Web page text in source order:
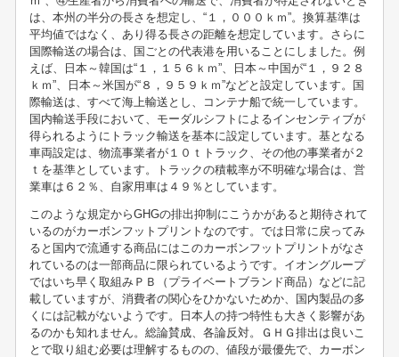
は、本州の半分の長さを想定し、“１，０００ｋｍ”。換算基準は
平均値ではなく、あり得る長さの距離を想定しています。さらに
国際輸送の場合は、国ごとの代表港を用いることにしました。例
えば、日本～韓国は“１，１５６ｋｍ”、日本～中国が“１，９２８
ｋｍ”、日本～米国が“８，９５９ｋｍ”などと設定しています。国
際輸送は、すべて海上輸送とし、コンテナ船で統一しています。
国内輸送手段において、モーダルシフトによるインセンティブが
得られるようにトラック輸送を基本に設定しています。基となる
車両設定は、物流事業者が１０ｔトラック、その他の事業者が２
ｔを基準としています。トラックの積載率が不明確な場合は、営
業車は６２％、自家用車は４９％としています。
このような規定からGHGの排出抑制にこうかがあると期待されて
いるのがカーボンフットプリントなのです。では日常に戻ってみ
ると国内で流通する商品にはこのカーボンフットプリントがなさ
れているのは一部商品に限られているようです。イオングループ
ではいち早く取組みＰＢ（プライベートブランド商品）などに記
載していますが、消費者の関心をひかないためか、国内製品の多
くには記載がないようです。日本人の持つ特性も大きく影響があ
るのかも知れません。総論賛成、各論反対。ＧＨＧ排出は良いこ
とで取り組む必要は理解するものの、値段が最優先で、カーボン